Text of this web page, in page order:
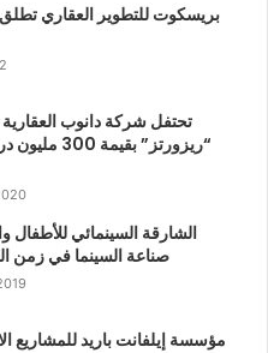
بريسكوت للتطوير العقاري
تحتفل شركة دانوب
“ريزورتز”
الشارقة السينمائي للأطفال
صناعة السينما في زمن
مؤسسة إيلفانت باريد للمشاريع